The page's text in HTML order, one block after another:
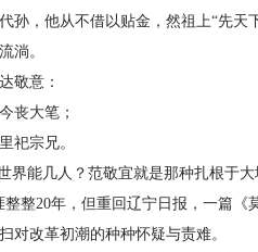
，他从不借以贴金，然祖上“先天
淌。
敬意：
丧大笔；
宗兄。
能几人？范敬宜就是那种扎根于大
整20年，但重回辽宁日报，一篇《
对改革初潮的种种怀疑与责难。